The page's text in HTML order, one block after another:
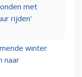
met
rijden'
winter
naar